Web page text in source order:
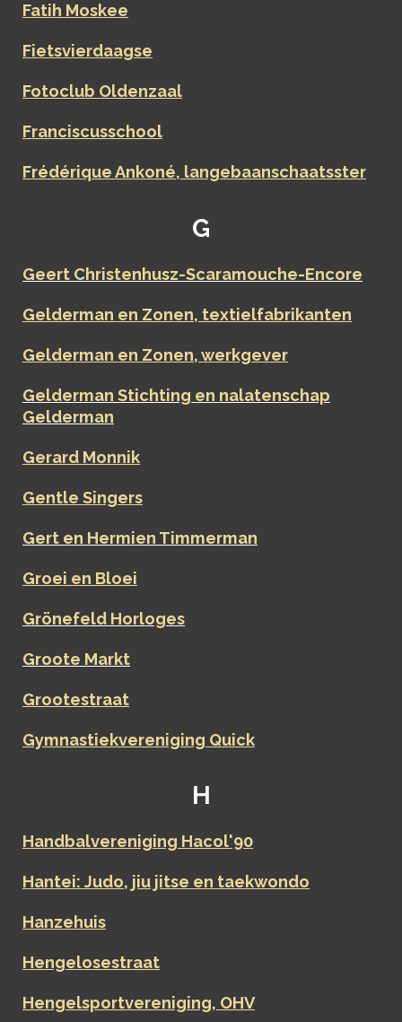
Fatih Moskee
Fietsvierdaagse
Fotoclub Oldenzaal
Franciscusschool
Frédérique Ankoné, langebaanschaatsster
G
Geert Christenhusz-Scaramouche-Encore
Gelderman en Zonen, textielfabrikanten
Gelderman en Zonen, werkgever
Gelderman Stichting en nalatenschap
Gelderman
Gerard Monnik
Gentle Singers
Gert en Hermien Timmerman
Groei en Bloei
Grönefeld Horloges
Groote Markt
Grootestraat
Gymnastiekvereniging Quick
H
Handbalvereniging Hacol'90
Hantei: Judo, jiu jitse en taekwondo
Hanzehuis
Hengelosestraat
Hengelsportvereniging, OHV